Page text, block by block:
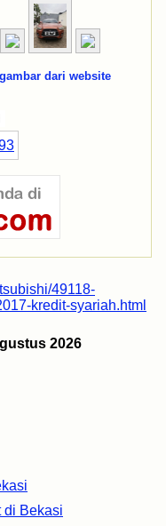
di Bekasi
dari website
49118-
kredit-syariah.html
2026